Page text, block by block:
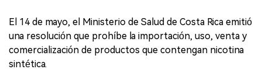
El 14 de mayo, el Ministerio de Salud de Costa Rica emitió
una resolución que prohíbe la importación, uso, venta y
comercialización de productos que contengan nicotina
sintética.